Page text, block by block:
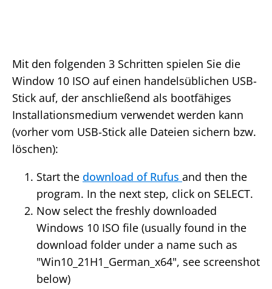
Mit den folgenden 3 Schritten spielen Sie die
Window 10 ISO auf einen handelsüblichen USB-
Stick auf, der anschließend als bootfähiges
Installationsmedium verwendet werden kann
(vorher vom USB-Stick alle Dateien sichern bzw.
löschen):
Start the download of Rufus and then the
program. In the next step, click on SELECT.
Now select the freshly downloaded
Windows 10 ISO file (usually found in the
download folder under a name such as
"Win10_21H1_German_x64", see screenshot
below)